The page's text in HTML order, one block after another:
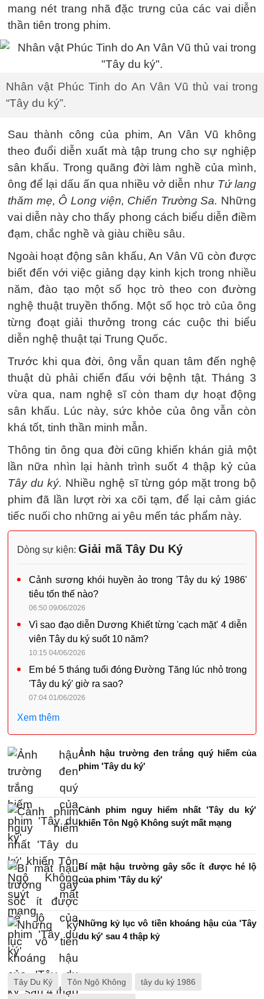
mang nét trang nhã đặc trưng của các vai diễn
thần tiên trong phim.
Nhân vật Phúc Tinh do An Vân Vũ thủ vai trong
“Tây du ký”.
Sau thành công của phim, An Vân Vũ không
theo đuổi diễn xuất mà tập trung cho sự nghiệp
sân khấu. Trong quãng đời làm nghề của mình,
ông để lại dấu ấn qua nhiều vở diễn như Tứ lang
thăm mẹ, Ô Long viện, Chiến Trường Sa. Những
vai diễn này cho thấy phong cách biểu diễn điềm
đạm, chắc nghề và giàu chiều sâu.
Ngoài hoạt động sân khấu, An Vân Vũ còn được
biết đến với việc giảng dạy kinh kịch trong nhiều
năm, đào tạo một số học trò theo con đường
nghệ thuật truyền thống. Một số học trò của ông
từng đoạt giải thưởng trong các cuộc thi biểu
diễn nghệ thuật tại Trung Quốc.
Trước khi qua đời, ông vẫn quan tâm đến nghệ
thuật dù phải chiến đấu với bệnh tật. Tháng 3
vừa qua, nam nghệ sĩ còn tham dự hoạt động
sân khấu. Lúc này, sức khỏe của ông vẫn còn
khá tốt, tinh thần minh mẫn.
Thông tin ông qua đời cũng khiến khán giả một
lần nữa nhìn lại hành trình suốt 4 thập kỷ của
Tây du ký. Nhiều nghệ sĩ từng góp mặt trong bộ
phim đã lần lượt rời xa cõi tạm, để lại cảm giác
tiếc nuối cho những ai yêu mến tác phẩm này.
Dòng sự kiện: Giải mã Tây Du Ký
Cảnh sương khói huyền ảo trong 'Tây du ký 1986'
tiêu tốn thế nào?
06:50 09/06/2026
Vì sao đạo diễn Dương Khiết từng 'cạch mặt' 4 diễn
viên Tây du ký suốt 10 năm?
10:15 04/06/2026
Em bé 5 tháng tuổi đóng Đường Tăng lúc nhỏ trong
'Tây du ký' giờ ra sao?
07:04 01/06/2026
Xem thêm
Ảnh hậu trường đen trắng quý hiếm của
phim 'Tây du ký'
Cảnh phim nguy hiểm nhất 'Tây du ký'
khiến Tôn Ngộ Không suýt mất mạng
Bí mật hậu trường gây sốc ít được hé lộ
của phim 'Tây du ký'
Những kỷ lục vô tiền khoáng hậu của 'Tây
du ký' sau 4 thập kỷ
Tây Du Ký Tôn Ngộ Không tây du ký 1986